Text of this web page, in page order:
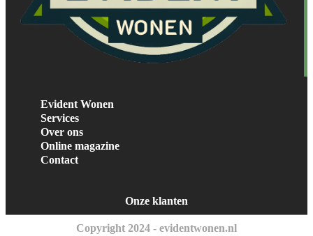
Evident Wonen
Services
Over ons
Online magazine
Contact
Onze klanten
Copyright 2024 - evidentwonen.nl